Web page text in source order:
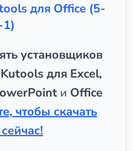
для Office (5-
1)
установщиков
Kutools для Excel,
и Office
чтобы скачать